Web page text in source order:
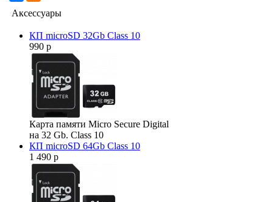
Аксессуары
КП microSD 32Gb Class 10
990 р
Карта памяти Micro Secure Digital
на 32 Gb. Class 10
КП microSD 64Gb Class 10
1 490 р